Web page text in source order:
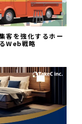
客を強化するホー
Web戦略